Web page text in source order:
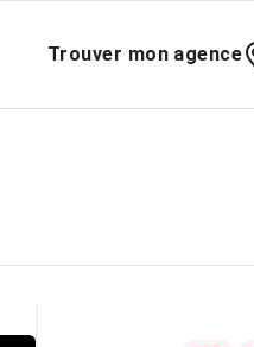
Trouver mon agence